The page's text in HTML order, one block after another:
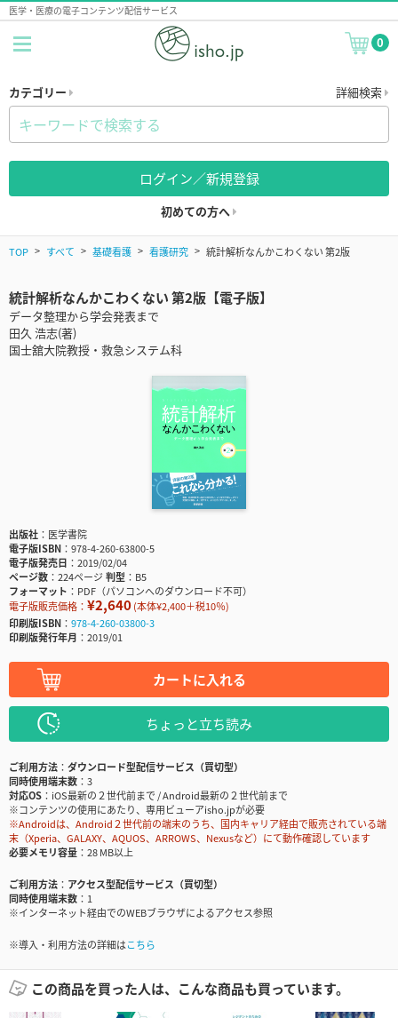
医学・医療の電子コンテンツ配信サービス
0
カテゴリー 詳細検索
ログイン／新規登録
初めての方へ
TOP すべて 基礎看護 看護研究 統計解析なんかこわくない 第2版
統計解析なんかこわくない 第2版【電子版】
データ整理から学会発表まで
田久 浩志(著)
国士舘大院教授・救急システム科
出版社
医学書院
電子版ISBN
978-4-260-63800-5
電子版発売日
2019/02/04
ページ数
224ページ判型
B5
フォーマット
PDF（パソコンへのダウンロード不可）
電子版販売価格： ¥2,640(本体¥2,400＋税10％)
印刷版ISBN
978-4-260-03800-3
印刷版発行年月
2019/01
カートに入れる
ちょっと立ち読み
ご利用方法
ダウンロード型配信サービス（買切型）
同時使用端末数
3
対応OS
iOS最新の２世代前まで / Android最新の２世代前まで
※コンテンツの使用にあたり、専用ビューアisho.jpが必要
※Androidは、Android２世代前の端末のうち、国内キャリア経由で販売されている端
末（Xperia、GALAXY、AQUOS、ARROWS、Nexusなど）にて動作確認しています
必要メモリ容量
28 MB以上
ご利用方法
アクセス型配信サービス（買切型）
同時使用端末数
1
※インターネット経由でのWEBブラウザによるアクセス参照
※導入・利用方法の詳細はこちら
この商品を買った人は、こんな商品も買っています。